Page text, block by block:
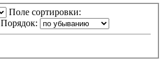
Поле сортировки:
Порядок: